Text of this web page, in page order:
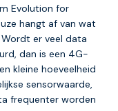
Evolution for
hangt af van wat
er veel data
dan is een 4G-
kleine hoeveelheid
sensorwaarde,
frequenter worden